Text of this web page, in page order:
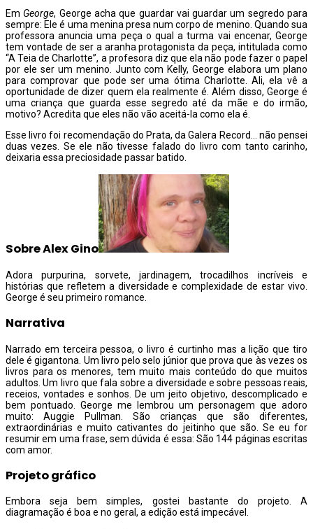
Em George, George acha que guardar vai guardar um segredo para
sempre: Ele é uma menina presa num corpo de menino. Quando sua
professora anuncia uma peça o qual a turma vai encenar, George
tem vontade de ser a aranha protagonista da peça, intitulada como
“A Teia de Charlotte”, a profesora diz que ela não pode fazer o papel
por ele ser um menino. Junto com Kelly, George elabora um plano
para comprovar que pode ser uma ótima Charlotte. Ali, ela vê a
oportunidade de dizer quem ela realmente é. Além disso, George é
uma criança que guarda esse segredo até da mãe e do irmão,
motivo? Acredita que eles não vão aceitá-la como ela é.
Esse livro foi recomendação do Prata, da Galera Record… não pensei
duas vezes. Se ele não tivesse falado do livro com tanto carinho,
deixaria essa preciosidade passar batido.
Sobre Alex Gino
Adora purpurina, sorvete, jardinagem, trocadilhos incríveis e
histórias que refletem a diversidade e complexidade de estar vivo.
George é seu primeiro romance.
Narrativa
Narrado em terceira pessoa, o livro é curtinho mas a lição que tiro
dele é gigantona. Um livro pelo selo júnior que prova que às vezes os
livros para os menores, tem muito mais conteúdo do que muitos
adultos. Um livro que fala sobre a diversidade e sobre pessoas reais,
receios, vontades e sonhos. De um jeito objetivo, descomplicado e
bem pontuado. George me lembrou um personagem que adoro
muito: Auggie Pullman. São crianças que são diferentes,
extraordinárias e muito cativantes do jeitinho que são. Se eu for
resumir em uma frase, sem dúvida é essa: São 144 páginas escritas
com amor.
Projeto gráfico
Embora seja bem simples, gostei bastante do projeto. A
diagramação é boa e no geral, a edição está impecável.